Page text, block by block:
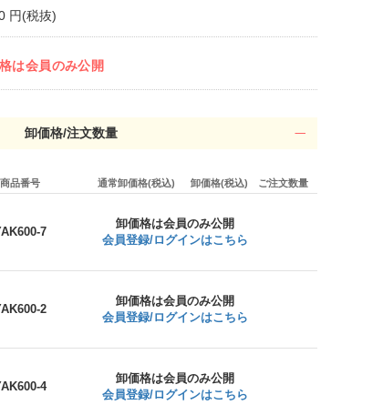
円(税抜)
は会員のみ公開
卸価格/注文数量
商品番号 通常卸価格(税込) 卸価格(税込) ご注文数量
7
卸価格は会員のみ公開
会員登録/ログインはこちら
2
卸価格は会員のみ公開
会員登録/ログインはこちら
4
卸価格は会員のみ公開
会員登録/ログインはこちら